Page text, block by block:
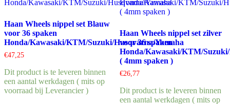
Haan Wheels nippel set Blauw
voor 36 spaken
Honda/Kawasaki/KTM/Suzuki/Husqvarna/Yamaha
€47,25
Dit product is te leveren binnen
een aantal werkdagen ( mits op
voorraad bij Leverancier )
Haan Wheels nippel set zilver
voor 36 spaken
Honda/Kawasaki/KTM/
( 4mm spaken )
€26,77
Dit product is te leveren binnen
een aantal werkdagen ( mits op